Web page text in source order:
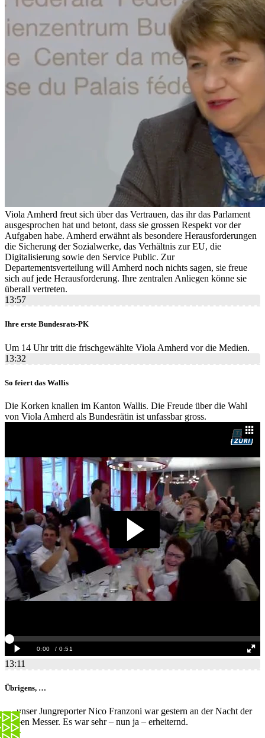
Viola Amherd freut sich über das Vertrauen, das ihr das Parlament
ausgesprochen hat und betont, dass sie grossen Respekt vor der
Aufgaben habe. Amherd erwähnt als besondere Herausforderungen
die Sicherung der Sozialwerke, das Verhältnis zur EU, die
Digitalisierung sowie den Service Public. Zur
Departementsverteilung will Amherd noch nichts sagen, sie freue
sich auf jede Herausforderung. Ihre zentralen Anliegen könne sie
überall vertreten.
13:57
Ihre erste Bundesrats-PK
Um 14 Uhr tritt die frischgewählte Viola Amherd vor die Medien.
13:32
So feiert das Wallis
Die Korken knallen im Kanton Wallis. Die Freude über die Wahl
von Viola Amherd als Bundesrätin ist unfassbar gross.​
13:11
Übrigens, …
… unser Jungreporter Nico Franzoni war gestern an der Nacht der
langen Messer. Es war sehr – nun ja – erheiternd.